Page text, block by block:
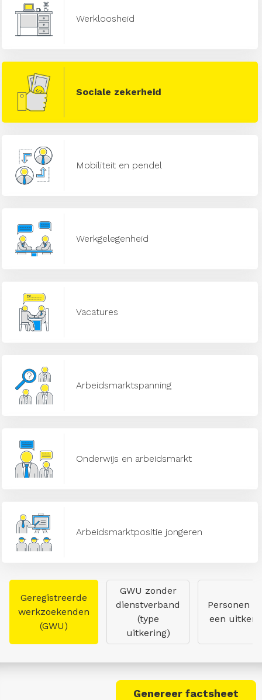
Werkloosheid
Sociale zekerheid
Mobiliteit en pendel
Werkgelegenheid
Vacatures
Arbeidsmarktspanning
Onderwijs en arbeidsmarkt
Arbeidsmarktpositie jongeren
Geregistreerde
werkzoekenden
(GWU)
GWU zonder
dienstverband
(type
uitkering)
Personen
een
Genereer factsheet